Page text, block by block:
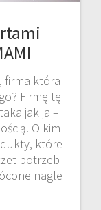
firma która
Firmę tę
jak ja –
O kim
które
potrzeb
nagle